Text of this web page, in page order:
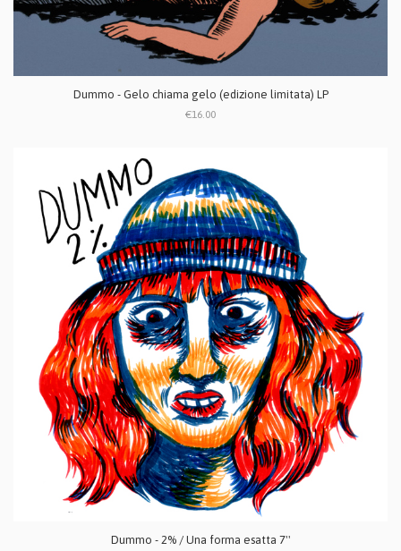
Dummo - Gelo chiama gelo (edizione limitata) LP
€16.00
Dummo - 2% / Una forma esatta 7''